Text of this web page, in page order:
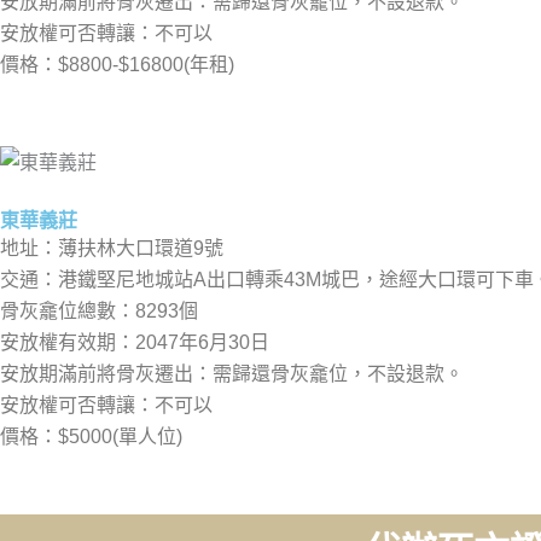
安放權可否轉讓：不可以
價格：$8800-$16800(年租)
東華義莊
地址：薄扶林大口環道9號
交通：港鐵堅尼地城站A出口轉乘43M城巴，途經大口環可下車
骨灰龕位總數：8293個
安放權有效期：2047年6月30日
安放期滿前將骨灰遷出：需歸還骨灰龕位，不設退款。
安放權可否轉讓：不可以
價格：$5000(單人位)